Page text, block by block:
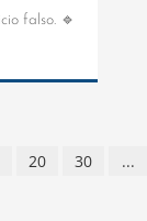
falso. 🔹
20 30
...